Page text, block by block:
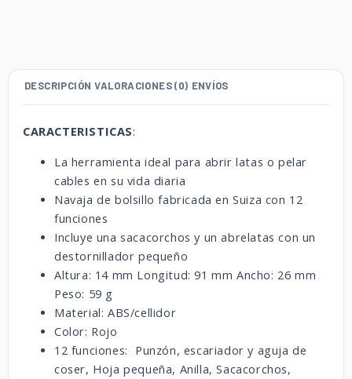
DESCRIPCIÓN VALORACIONES (0) ENVÍOS
CARACTERISTICAS:
La herramienta ideal para abrir latas o pelar
cables en su vida diaria
Navaja de bolsillo fabricada en Suiza con 12
funciones
Incluye una sacacorchos y un abrelatas con un
destornillador pequeño
Altura: 14 mm Longitud: 91 mm Ancho: 26 mm
Peso: 59 g
Material: ABS/cellidor
Color: Rojo
12 funciones: Punzón, escariador y aguja de
coser, Hoja pequeña, Anilla, Sacacorchos,